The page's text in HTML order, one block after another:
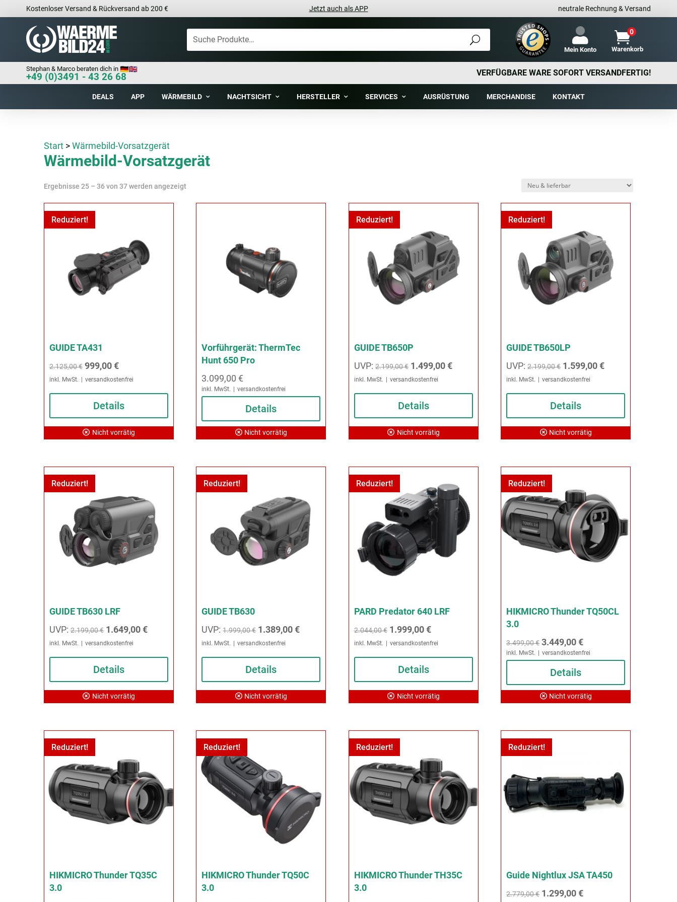
Kostenloser Versand & Rückversand ab 200 € Jetzt auch als APP neutrale Rechnung & Versand
Mein Konto
0
Warenkorb
Stephan & Marco beraten dich in
+49 (0)3491 - 43 26 68 VERFÜGBARE WARE SOFORT VERSANDFERTIG!
DEALS APP WÄRMEBILD NACHTSICHT HERSTELLER SERVICES AUSRÜSTUNG MERCHANDISE KONTAKT
Start >Wärmebild-Vorsatzgerät
Wärmebild-Vorsatzgerät
Ergebnisse 25 – 36 von 37 werden angezeigt
Reduziert!
GUIDE TA431
2.125,00€ Ursprünglicher
Preis
war:
2.125,00 €
999,00€Aktueller
Preis
ist:
999,00 €.
inkl. MwSt. versandkostenfrei
Nicht vorrätig
Details
Vorführgerät: ThermTec
Hunt 650 Pro
3.099,00€
inkl. MwSt. versandkostenfrei
Nicht vorrätig
Details
Reduziert!
GUIDE TB650P
UVP: 2.199,00€ Ursprünglicher
Preis
war:
2.199,00 €
1.499,00€Aktueller
ist:
inkl. MwSt. versandkostenfrei
Nicht vorrätig
Details
Reduziert!
GUIDE TB650LP
UVP: 2.199,00€ Ursprünglicher
Preis
war:
2.199,00 €
1.599,00€Aktueller
ist:
inkl. MwSt. versandkostenfrei
Nicht vorrätig
Details
Reduziert!
GUIDE TB630 LRF
UVP: 2.199,00€ Ursprünglicher
Preis
war:
2.199,00 €
1.649,00€Aktueller
ist:
inkl. MwSt. versandkostenfrei
Nicht vorrätig
Details
Reduziert!
GUIDE TB630
UVP: 1.999,00€ Ursprünglicher
Preis
war:
1.999,00 €
1.389,00€Aktueller
ist:
inkl. MwSt. versandkostenfrei
Nicht vorrätig
Details
Reduziert!
PARD Predator 640 LRF
2.044,00€ Ursprünglicher
Preis
war:
2.044,00 €
1.999,00€Aktueller
Preis
ist:
inkl. MwSt. versandkostenfrei
Nicht vorrätig
Details
Reduziert!
HIKMICRO Thunder TQ50CL
3.0
3.499,00€ Ursprünglicher
Preis
war:
3.499,00 €
3.449,00€Aktueller
Preis
3.449,00 €.
inkl. MwSt. versandkostenfrei
Nicht vorrätig
Details
Reduziert!
HIKMICRO Thunder TQ35C
3.0
Reduziert!
HIKMICRO Thunder TQ50C
3.0
Reduziert!
HIKMICRO Thunder TH35C
3.0
Reduziert!
Guide Nightlux JSA TA450
2.779,00€ Ursprünglicher
1.299,00€Aktueller